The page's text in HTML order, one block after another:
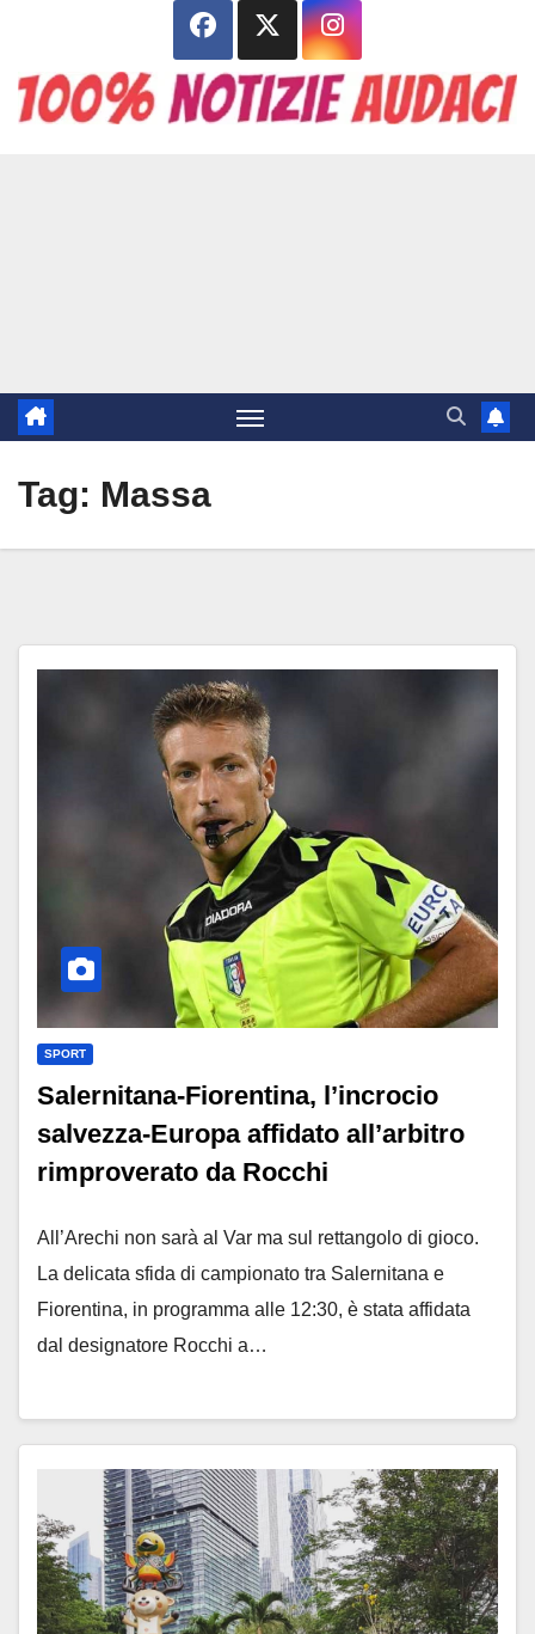
contenuto
Tag: Massa
SPORT
Salernitana-Fiorentina, l’incrocio
salvezza-Europa affidato all’arbitro
rimproverato da Rocchi
All’Arechi non sarà al Var ma sul rettangolo di gioco.
La delicata sfida di campionato tra Salernitana e
Fiorentina, in programma alle 12:30, è stata affidata
dal designatore Rocchi a…